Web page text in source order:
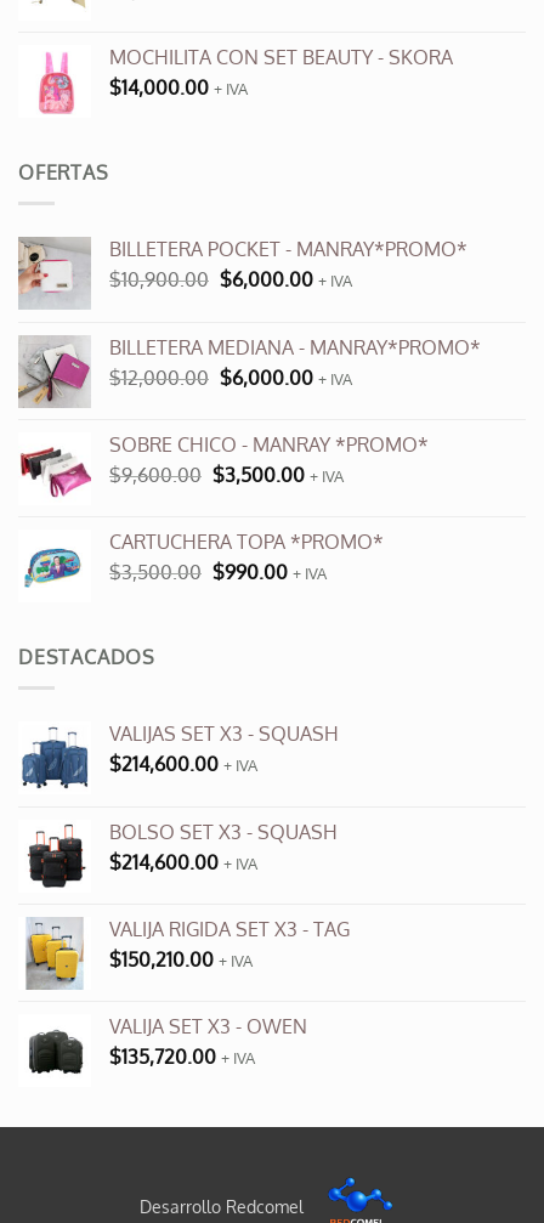
MOCHILITA CON SET BEAUTY - SKORA
$14,000.00 + IVA
OFERTAS
BILLETERA POCKET - MANRAY*PROMO*
$10,900.00 El
era:
$10,900.00.
$6,000.00El
es:
$6,000.00.
+ IVA
BILLETERA MEDIANA - MANRAY*PROMO*
$12,000.00 El
era:
$12,000.00.
$6,000.00El
es:
$6,000.00.
+ IVA
SOBRE CHICO - MANRAY *PROMO*
$9,600.00 El
era:
$9,600.00.
$3,500.00El
es:
$3,500.00.
+ IVA
CARTUCHERA TOPA *PROMO*
$3,500.00 El
$990.00El+ IVA
DESTACADOS
VALIJAS SET X3 - SQUASH
$214,600.00 + IVA
BOLSO SET X3 - SQUASH
$214,600.00 + IVA
VALIJA RIGIDA SET X3 - TAG
$150,210.00 + IVA
VALIJA SET X3 - OWEN
$135,720.00 + IVA
Desarrollo Redcomel